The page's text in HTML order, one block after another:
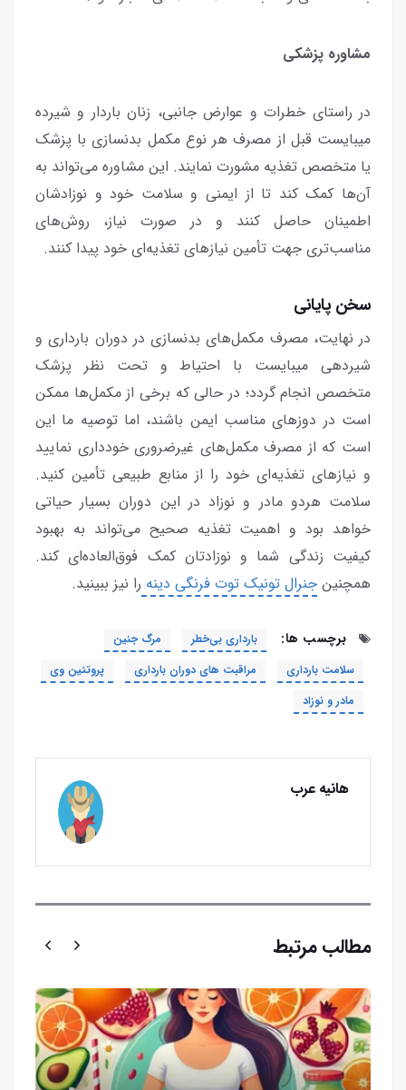
مشاوره پزشکی
در راستای خطرات و عوارض جانبی، زنان باردار و شیرده
میبایست قبل از مصرف هر نوع مکمل بدنسازی با پزشک
یا متخصص تغذیه مشورت نمایند. این مشاوره می‌تواند به
آن‌ها کمک کند تا از ایمنی و سلامت خود و نوزادشان
اطمینان حاصل کنند و در صورت نیاز، روش‌های
مناسب‌تری جهت تأمین نیازهای تغذیه‌ای خود پیدا کنند.
سخن پایانی
در نهایت، مصرف مکمل‌های بدنسازی در دوران بارداری و
شیردهی میبایست با احتیاط و تحت نظر پزشک
متخصص انجام گردد؛ در حالی که برخی از مکمل‌ها ممکن
است در دوزهای مناسب ایمن باشند، اما توصیه ما این
است که از مصرف مکمل‌های غیرضروری خودداری نمایید
و نیازهای تغذیه‌ای خود را از منابع طبیعی تأمین کنید.
سلامت هردو مادر و نوزاد در این دوران بسیار حیاتی
خواهد بود و اهمیت تغذیه صحیح می‌تواند به بهبود
کیفیت زندگی شما و نوزادتان کمک فوق‌العا‌ده‌ای کند.
همچنین جنرال تونیک توت فرنگی دینه را نیز ببینید.
برچسب ها: بارداری بی‌خطر
مرگ جنین
سلامت بارداری
مراقبت های دوران بارداری
پروتئین وی
مادر و نوزاد
هانیه عرب
مطالب مرتبط